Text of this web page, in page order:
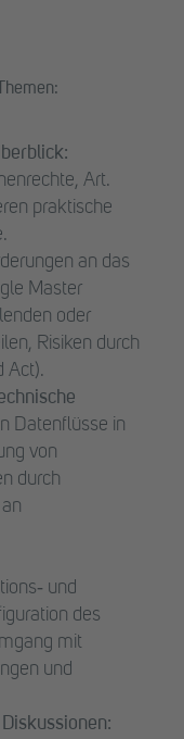
Art.
praktische
an das
Master
oder
Risiken durch
Act).
Datenflüsse in
von
durch
und
des
mit
und